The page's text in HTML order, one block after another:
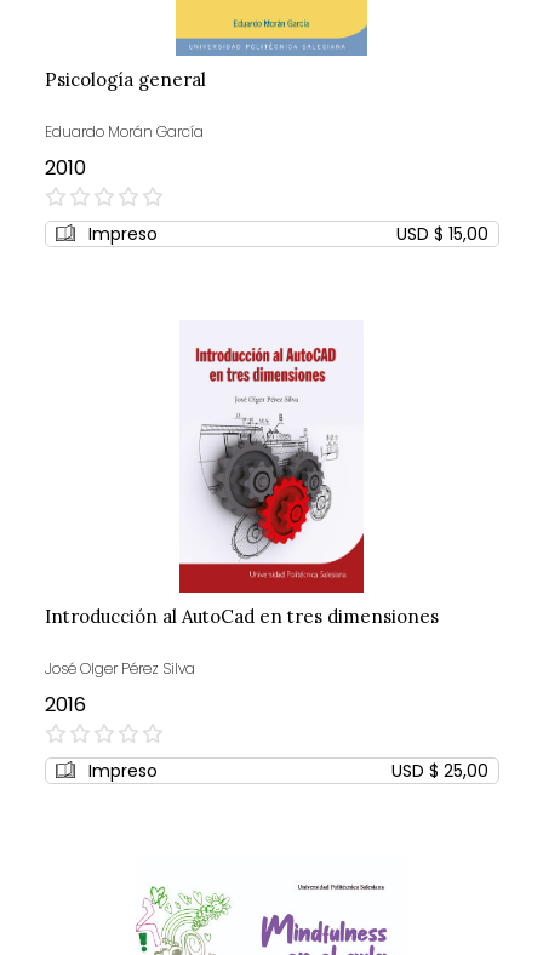
Psicología general
Eduardo Morán García
2010
0%
Impreso USD $ 15,00
Introducción al AutoCad en tres dimensiones
José Olger Pérez Silva
2016
0%
Impreso USD $ 25,00